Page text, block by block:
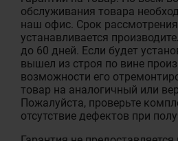
обслуживания товара
наш офис. Срок
устанавливается
до 60 дней. Если будет
вышел из строя по вине
возможности его
товар на аналогичный или
Пожалуйста, проверьте
отсутствие дефектов при